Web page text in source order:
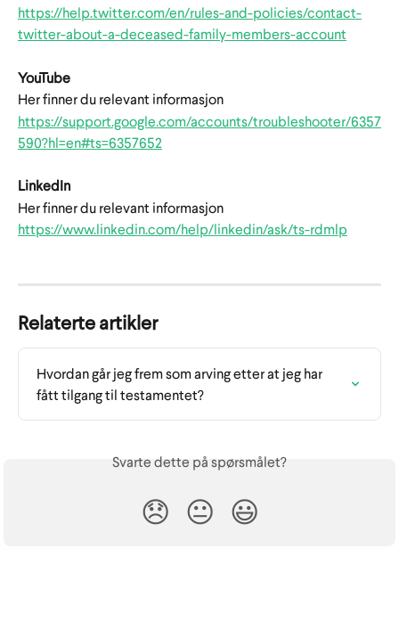
https://help.twitter.com/en/rules-and-policies/contact-
twitter-about-a-deceased-family-members-account
YouTube
Her finner du relevant informasjon
https://support.google.com/accounts/troubleshooter/6357
590?hl=en#ts=6357652
LinkedIn
Her finner du relevant informasjon
https://www.linkedin.com/help/linkedin/ask/ts-rdmlp
Relaterte artikler
Hvordan går jeg frem som arving etter at jeg har
fått tilgang til testamentet?
Svarte dette på spørsmålet?
😞 😐 😃